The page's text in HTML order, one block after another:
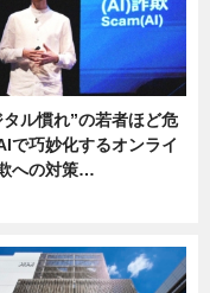
タル慣れ”の若者ほど危
で巧妙化するオンライ
への対策…